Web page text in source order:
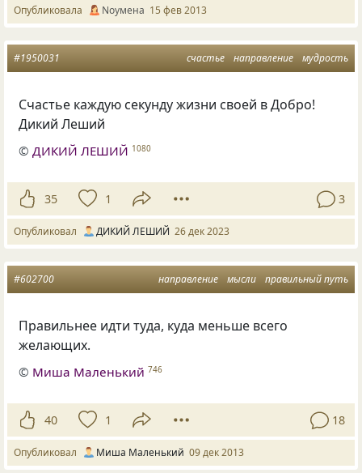
Опубликовала Nоумена 15 фев 2013
счастье направление мудрость
#1950031
Счастье каждую секунду жизни своей в Добро!
Дикий Леший
© ДИКИЙ ЛЕШИЙ 1080
35 1 3
Опубликовал ДИКИЙ ЛЕШИЙ 26 дек 2023
направление мысли правильный путь
#602700
Правильнее идти туда, куда меньше всего
желающих.
© Миша Маленький 746
40 1 18
Опубликовал Миша Маленький 09 дек 2013